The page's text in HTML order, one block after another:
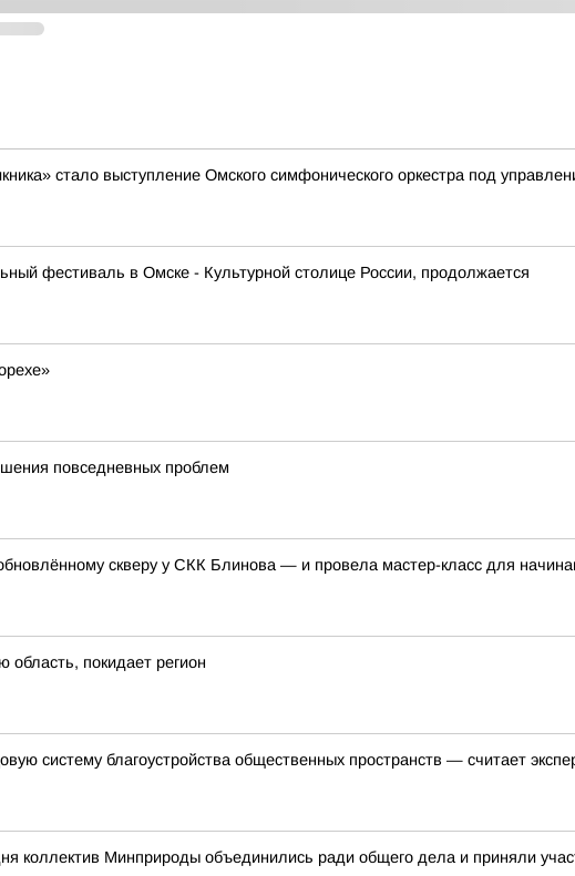
стало выступление Омского симфонического оркестра под
фестиваль в Омске - Культурной столице России, продолжается
повседневных проблем
скверу у СКК Блинова — и провела мастер-класс для
область, покидает регион
систему благоустройства общественных пространств — считает
коллектив Минприроды объединились ради общего дела и приняли